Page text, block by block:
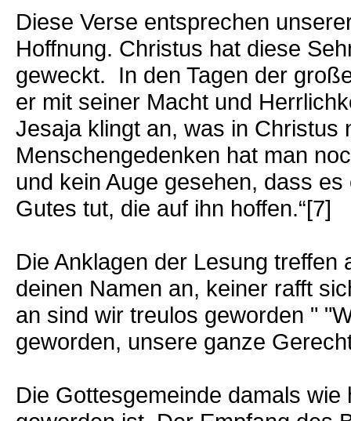
Diese Verse entsprechen
Hoffnung. Christus hat diese
geweckt. In den Tagen der
er mit seiner Macht und
Jesaja klingt an, was in Christus
Menschengedenken hat man
und kein Auge gesehen, dass
Gutes tut, die auf ihn hoffen.“[7]
Die Anklagen der Lesung
deinen Namen an, keiner rafft
an sind wir treulos geworden "
geworden, unsere ganze
Die Gottesgemeinde damals